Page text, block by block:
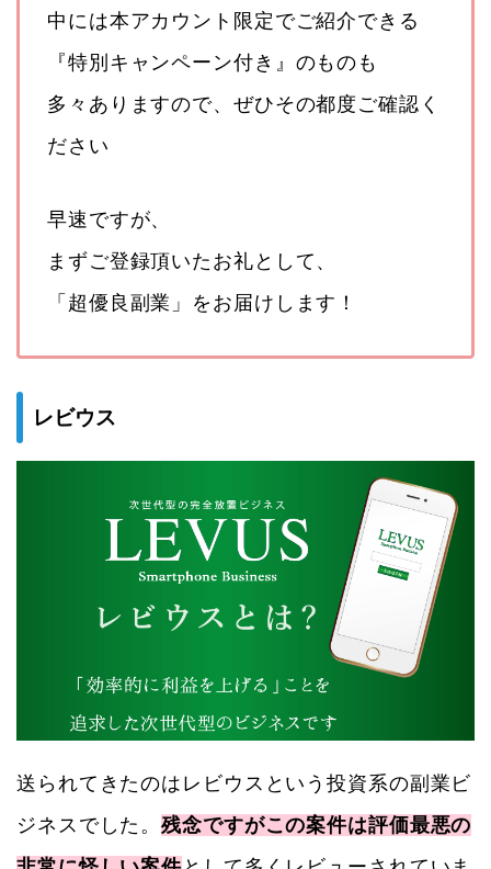
中には本アカウント限定でご紹介できる
『特別キャンペーン付き』のものも
多々ありますので、ぜひその都度ご確認く
ださい
早速ですが、
まずご登録頂いたお礼として、
「超優良副業」をお届けします！
レビウス
送られてきたのはレビウスという投資系の副業ビ
ジネスでした。残念ですがこの案件は評価最悪の